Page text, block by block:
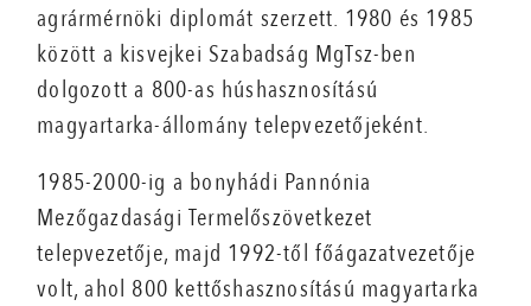
agrármérnöki diplomát szerzett. 1980 és 1985
között a kisvejkei Szabadság MgTsz-ben
dolgozott a 800-as húshasznosítású
magyartarka-állomány telepvezetőjeként.
1985-2000-ig a bonyhádi Pannónia
Mezőgazdasági Termelőszövetkezet
telepvezetője, majd 1992-től főágazatvezetője
volt, ahol 800 kettőshasznosítású magyartarka